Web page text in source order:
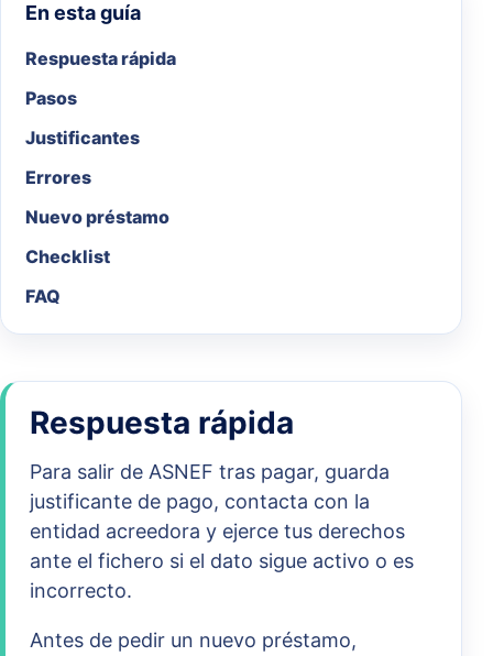
En esta guía
Respuesta rápida
Pasos
Justificantes
Errores
Nuevo préstamo
Checklist
FAQ
Respuesta rápida
Para salir de ASNEF tras pagar, guarda
justificante de pago, contacta con la
entidad acreedora y ejerce tus derechos
ante el fichero si el dato sigue activo o es
incorrecto.
Antes de pedir un nuevo préstamo,